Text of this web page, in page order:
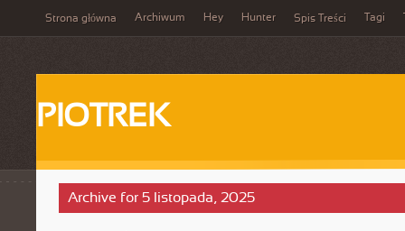
Strona główna Archiwum Hey Hunter Spis Treści Tagi
PIOTREK
Archive for 5 listopada, 2025